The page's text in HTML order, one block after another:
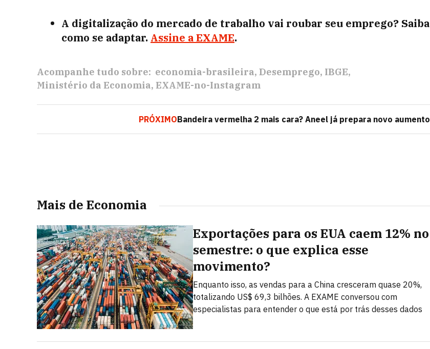
A digitalização do mercado de trabalho vai roubar seu emprego? Saiba
como se adaptar. Assine a EXAME.
Acompanhe tudo sobre: economia-brasileira Desemprego IBGE
Ministério da Economia EXAME-no-Instagram
PRÓXIMOBandeira vermelha 2 mais cara? Aneel já prepara novo aumento
Mais de Economia
Exportações para os EUA caem 12% no
semestre: o que explica esse
movimento?
Enquanto isso, as vendas para a China cresceram quase 20%,
totalizando US$ 69,3 bilhões. A EXAME conversou com
especialistas para entender o que está por trás desses dados